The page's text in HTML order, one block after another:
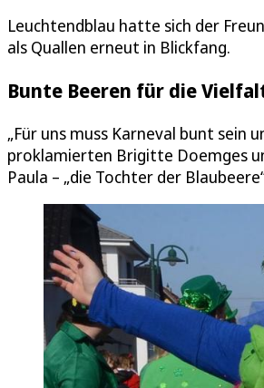
Leuchtendblau hatte sich der
als Quallen erneut in Blickfang.
Bunte Beeren für die
„Für uns muss Karneval bunt sein
proklamierten Brigitte Doemges
Paula – „die Tochter der